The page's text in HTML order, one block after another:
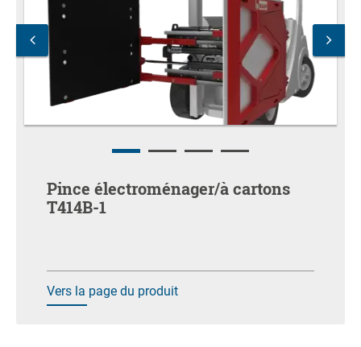
Pince électroménager/à cartons
T414B-1
Vers la page du produit